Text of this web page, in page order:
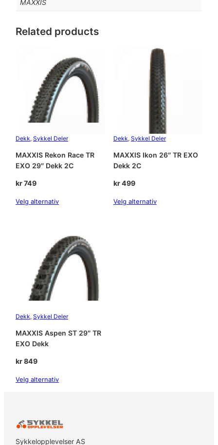
W
D
l
MAXXIS
Related products
Dekk, Sykkel Deler
MAXXIS Rekon Race TR
EXO 29″ Dekk 2C
kr749
Velg alternativ
Dekk, Sykkel Deler
MAXXIS Ikon 26″ TR EXO
Dekk 2C
kr499
Velg alternativ
Dekk, Sykkel Deler
MAXXIS Aspen ST 29″ TR
EXO Dekk
kr849
Velg alternativ
Sykkelopplevelser AS